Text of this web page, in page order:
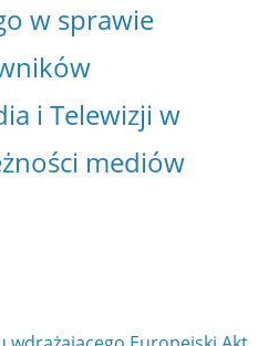
w sprawie
i Telewizji w
mediów